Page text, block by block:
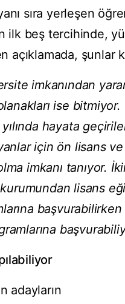
sıra yerleşen
beş tercihinde,
açıklamada, şunlar
imkanından
ise bitmiyor.
hayata
için ön lisans
imkanı tanıyor.
lisans
adayların